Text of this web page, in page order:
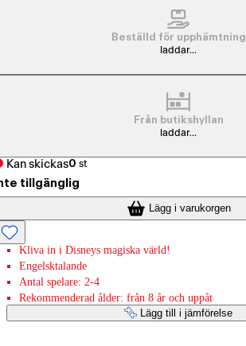
Beställd för upphämtning
laddar...
Från butikshyllan
laddar...
Kan skickas0 st
tillgänglig
Lägg i varukorgen
Kliva in i Disneys magiska värld!
Engelsktalande
Antal spelare: 2-4
Rekommenderad ålder: från 8 år och uppåt
Lägg till i jämförelse